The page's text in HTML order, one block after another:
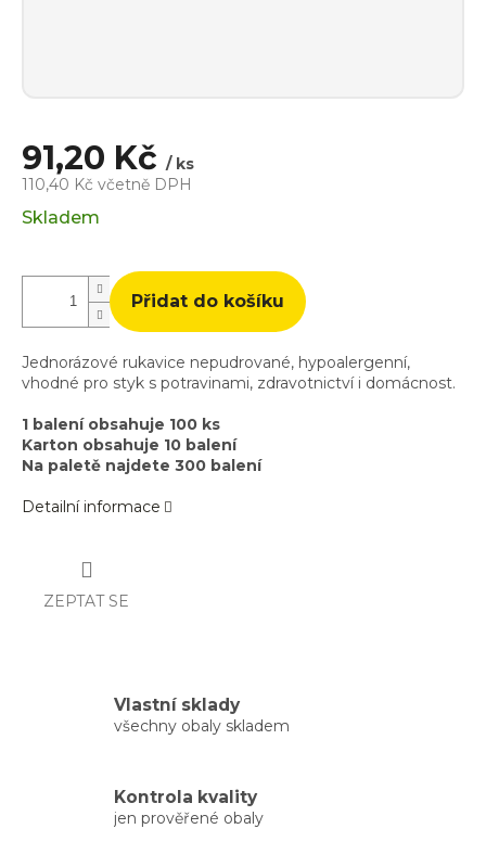
91,20 Kč / ks
110,40 Kč včetně DPH
Měrná
Skladem
Přidat do košíku
Jednorázové rukavice nepudrované, hypoalergenní,
vhodné pro styk s potravinami, zdravotnictví i domácnost.
1 balení obsahuje 100 ks
Karton obsahuje 10 balení
Na paletě najdete 300 balení
Detailní informace
ZEPTAT SE
Vlastní sklady
všechny obaly skladem
Kontrola kvality
jen prověřené obaly